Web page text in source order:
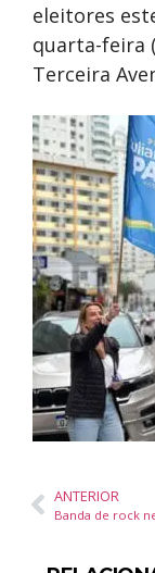
eleitores
quarta-feira
Terceira
ANTERIOR